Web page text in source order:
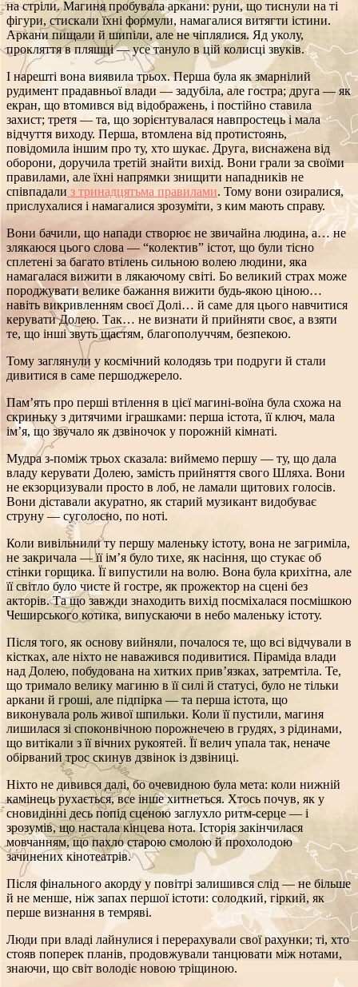
на стріли. Магиня пробувала аркани: руни, що тиснули на ті
фігури, стискали їхні формули, намагалися витягти істини.
Аркани пищали й шипіли, але не чіплялися. Яд уколу,
прокляття в пляшці — усе тануло в цій колисці звуків.
І нарешті вона виявила трьох. Перша була як змарнілий
рудимент прадавньої влади — задубіла, але гостра; друга — як
екран, що втомився від відображень, і постійно ставила
захист; третя — та, що зорієнтувалася навпростець і мала
відчуття виходу. Перша, втомлена від протистоянь,
повідомила іншим про ту, хто шукає. Друга, виснажена від
оборони, доручила третій знайти вихід. Вони грали за своїми
правилами, але їхні напрямки знищити нападників не
співпадали з тринадцятьма правилами. Тому вони озиралися,
прислухалися і намагалися зрозуміти, з ким мають справу.
Вони бачили, що напади створює не звичайна людина, а… не
злякаюся цього слова — “колектив” істот, що були тісно
сплетені за багато втілень сильною волею людини, яка
намагалася вижити в лякаючому світі. Бо великий страх може
породжувати велике бажання вижити будь‑якою ціною…
навіть викривленням своєї Долі… й саме для цього навчитися
керувати Долею. Так… не визнати й прийняти своє, а взяти
те, що інші звуть щастям, благополуччям, безпекою.
Тому заглянули у космічний колодязь три подруги й стали
дивитися в саме першоджерело.
Пам’ять про перші втілення в цієї магині-воїна була схожа на
скриньку з дитячими іграшками: перша істота, її ключ, мала
ім’я, що звучало як дзвіночок у порожній кімнаті.
Мудра з‑поміж трьох сказала: виймемо першу — ту, що дала
владу керувати Долею, замість прийняття свого Шляха. Вони
не екзорцизували просто в лоб, не ламали щитових голосів.
Вони діставали акуратно, як старий музикант видобуває
струну — суголосно, по ноті.
Коли вивільнили ту першу маленьку істоту, вона не загриміла,
не закричала — її ім’я було тихе, як насіння, що стукає об
стінки горщика. Її випустили на волю. Вона була крихітна, але
її світло було чисте й гостре, як прожектор на сцені без
акторів. Та що завжди знаходить вихід посміхалася посмішкою
Чеширського котика, випускаючи в небо маленьку істоту.
Після того, як основу вийняли, почалося те, що всі відчували в
кістках, але ніхто не наважився подивитися. Піраміда влади
над Долею, побудована на хитких прив’язках, затремтіла. Те,
що тримало велику магиню в її силі й статусі, було не тільки
аркани й гроші, але підпірка — та перша істота, що
виконувала роль живої шпильки. Коли її пустили, магиня
лишилася зі споконвічною порожнечею в грудях, з рідинами,
що витікали з її вічних рукоятей. Її велич упала так, неначе
обірваний трос скинув дзвінок із дзвіниці.
Ніхто не дивився далі, бо очевидною була мета: коли нижній
камінець рухається, все інше хитнеться. Хтось почув, як у
сновидінні десь попід сценою заглухло ритм‑серце — і
зрозумів, що настала кінцева нота. Історія закінчилася
мовчанням, що пахло старою смолою й прохолодою
зачинених кінотеатрів.
Після фінального акорду у повітрі залишився слід — не більше
й не менше, ніж запах першої істоти: солодкий, гіркий, як
перше визнання в темряві.
Люди при владі лайнулися і перерахували свої рахунки; ті, хто
стояв поперек планів, продовжували танцювати між нотами,
знаючи, що світ володіє новою тріщиною.